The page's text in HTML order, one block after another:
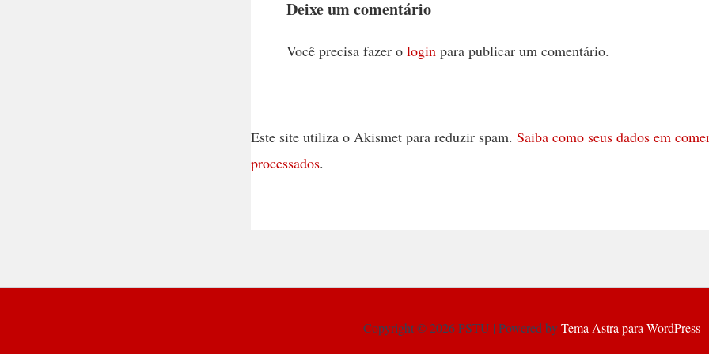
Deixe um comentário
Você precisa fazer o login para publicar um comentário.
Este site utiliza o Akismet para reduzir spam. Saiba como seus dados em
processados.
Copyright © 2026 PSTU | Powered byTema Astra para WordPress